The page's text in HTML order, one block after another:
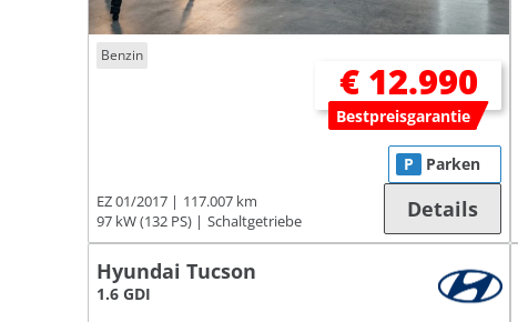
Benzin
€ 12.990
Bestpreisgarantie
EZ 01/2017
117.007 km
97 kW (132 PS)
Schaltgetriebe
P Parken
Details
Hyundai Tucson
1.6 GDI